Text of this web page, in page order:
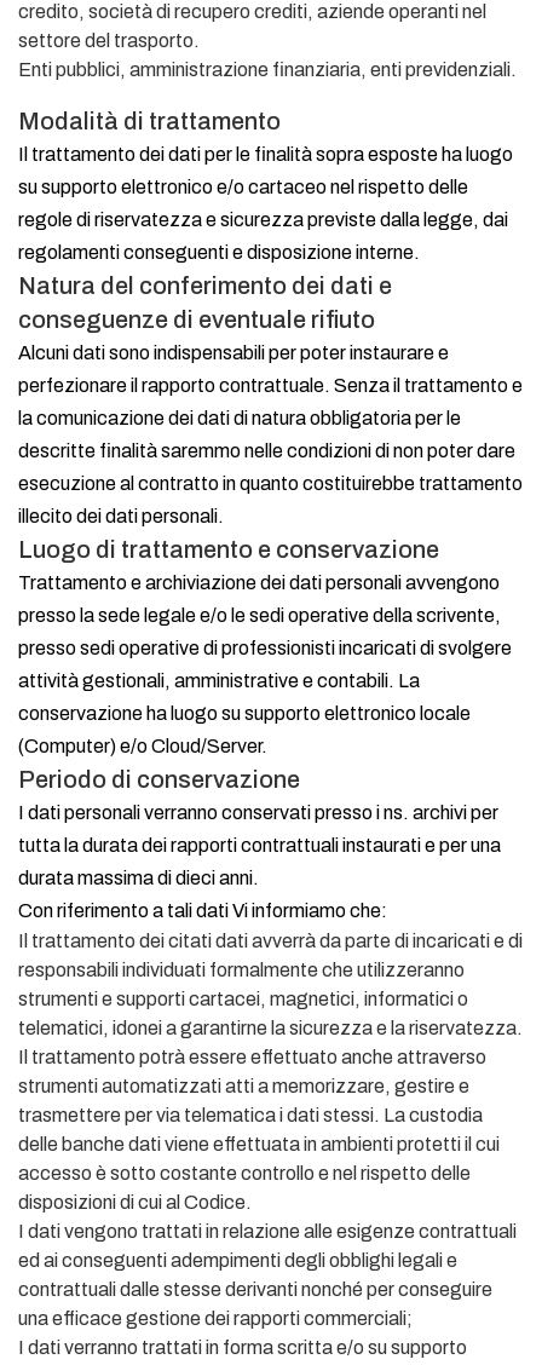
credito, società di recupero crediti, aziende operanti nel
settore del trasporto.
Enti pubblici, amministrazione finanziaria, enti previdenziali.
Modalità di trattamento
Il trattamento dei dati per le finalità sopra esposte ha luogo
su supporto elettronico e/o cartaceo nel rispetto delle
regole di riservatezza e sicurezza previste dalla legge, dai
regolamenti conseguenti e disposizione interne.
Natura del conferimento dei dati e
conseguenze di eventuale rifiuto
Alcuni dati sono indispensabili per poter instaurare e
perfezionare il rapporto contrattuale. Senza il trattamento e
la comunicazione dei dati di natura obbligatoria per le
descritte finalità saremmo nelle condizioni di non poter dare
esecuzione al contratto in quanto costituirebbe trattamento
illecito dei dati personali.
Luogo di trattamento e conservazione
Trattamento e archiviazione dei dati personali avvengono
presso la sede legale e/o le sedi operative della scrivente,
presso sedi operative di professionisti incaricati di svolgere
attività gestionali, amministrative e contabili. La
conservazione ha luogo su supporto elettronico locale
(Computer) e/o Cloud/Server.
Periodo di conservazione
I dati personali verranno conservati presso i ns. archivi per
tutta la durata dei rapporti contrattuali instaurati e per una
durata massima di dieci anni.
Con riferimento a tali dati Vi informiamo che:
Il trattamento dei citati dati avverrà da parte di incaricati e di
responsabili individuati formalmente che utilizzeranno
strumenti e supporti cartacei, magnetici, informatici o
telematici, idonei a garantirne la sicurezza e la riservatezza.
Il trattamento potrà essere effettuato anche attraverso
strumenti automatizzati atti a memorizzare, gestire e
trasmettere per via telematica i dati stessi. La custodia
delle banche dati viene effettuata in ambienti protetti il cui
accesso è sotto costante controllo e nel rispetto delle
disposizioni di cui al Codice.
I dati vengono trattati in relazione alle esigenze contrattuali
ed ai conseguenti adempimenti degli obblighi legali e
contrattuali dalle stesse derivanti nonché per conseguire
una efficace gestione dei rapporti commerciali;
I dati verranno trattati in forma scritta e/o su supporto